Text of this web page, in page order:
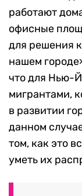
работают
офисные
для решения
нашем
что для Нью-
мигрантами,
в развитии
данном
том, как это
уметь их